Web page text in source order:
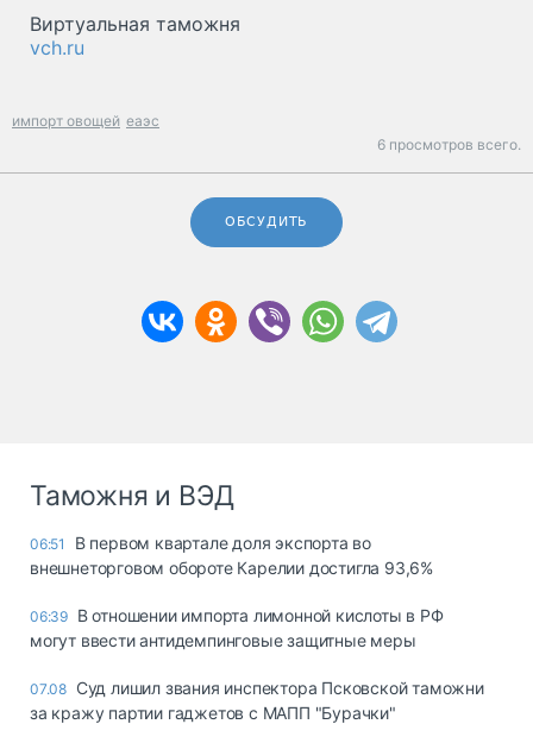
Виртуальная таможня
vch.ru
импорт овощей еаэс
6 просмотров всего.
ОБСУДИТЬ
Таможня и ВЭД
06:51
В первом квартале доля экспорта во
внешнеторговом обороте Карелии достигла 93,6%
06:39 В отношении импорта лимонной кислоты в РФ
могут ввести антидемпинговые защитные меры
07.08 Суд лишил звания инспектора Псковской таможни
за кражу партии гаджетов с МАПП "Бурачки"